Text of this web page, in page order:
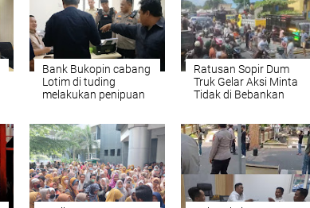
Bank Bukopin cabang
Lotim di tuding
melakukan penipuan
Ratusan Sopir Dum
Truk Gelar Aksi Minta
Tidak di Bebankan